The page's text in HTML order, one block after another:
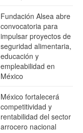
Fundación Alsea abre
convocatoria para
impulsar proyectos de
seguridad alimentaria,
educación y
empleabilidad en
México
México fortalecerá
competitividad y
rentabilidad del sector
arrocero nacional